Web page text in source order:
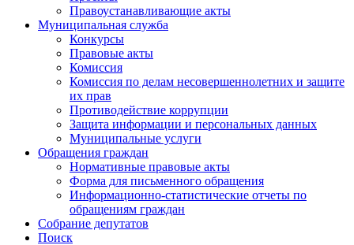
Правоустанавливающие акты
Муниципальная служба
Конкурсы
Правовые акты
Комиссия
Комиссия по делам несовершеннолетних и защите
их прав
Противодействие коррупции
Защита информации и персональных данных
Муниципальные услуги
Обращения граждан
Нормативные правовые акты
Форма для письменного обращения
Информационно-статистические отчеты по
обращениям граждан
Собрание депутатов
Поиск